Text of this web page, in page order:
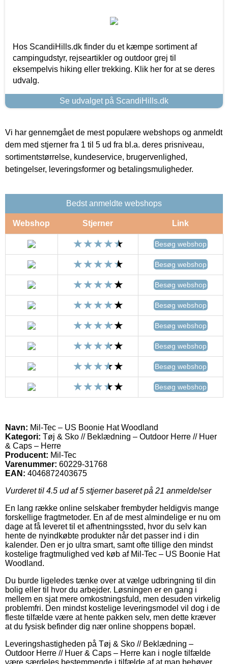
Hos ScandiHills.dk finder du et kæmpe sortiment af
campingudstyr, rejseartikler og outdoor grej til
eksempelvis hiking eller trekking. Klik her for at se deres
udvalg.
Se udvalget på ScandiHills.dk
Vi har gennemgået de mest populære webshops og anmeldt
dem med stjerner fra 1 til 5 ud fra bl.a. deres prisniveau,
sortimentstørrelse, kundeservice, brugervenlighed,
betingelser, leveringsformer og betalingsmuligheder.
Bedst anmeldte webshops
Webshop Stjerner Link
Besøg webshop
Besøg webshop
Besøg webshop
Besøg webshop
Besøg webshop
Besøg webshop
Besøg webshop
Besøg webshop
Navn: Mil-Tec – US Boonie Hat Woodland
Kategori: Tøj & Sko // Beklædning – Outdoor Herre // Huer
& Caps – Herre
Producent: Mil-Tec
Varenummer: 60229-31768
EAN: 4046872403675
Vurderet til 4.5 ud af 5 stjerner baseret på 21 anmeldelser
En lang række online selskaber frembyder heldigvis mange
forskellige fragtmetoder. En af de mest almindelige er nu om
dage at få leveret til et afhentningssted, hvor du selv kan
hente de nyindkøbte produkter når det passer ind i din
kalender. Den er jo ultra smart, samt ofte tillige den mindst
kostelige fragtmulighed ved køb af Mil-Tec – US Boonie Hat
Woodland.
Du burde ligeledes tænke over at vælge udbringning til din
bolig eller til hvor du arbejder. Løsningen er en gang i
mellem en sjat mere omkostningsfuld, men desuden virkelig
problemfri. Den mindst kostelige leveringsmodel vil dog i de
fleste tilfælde være at hente pakken selv, men dette kræver
at du fysisk befinder dig nær online shoppens bopæl.
Leveringshastigheden på Tøj & Sko // Beklædning –
Outdoor Herre // Huer & Caps – Herre kan i nogle tilfælde
være særdeles bestemmende i tilfælde af at man behøver